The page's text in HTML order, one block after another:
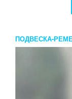
ПОДВЕСКА-